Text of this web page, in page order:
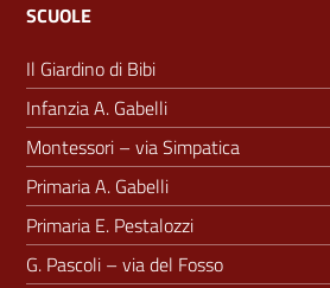
SCUOLE
Il Giardino di Bibi
Infanzia A. Gabelli
Montessori – via Simpatica
Primaria A. Gabelli
Primaria E. Pestalozzi
G. Pascoli – via del Fosso